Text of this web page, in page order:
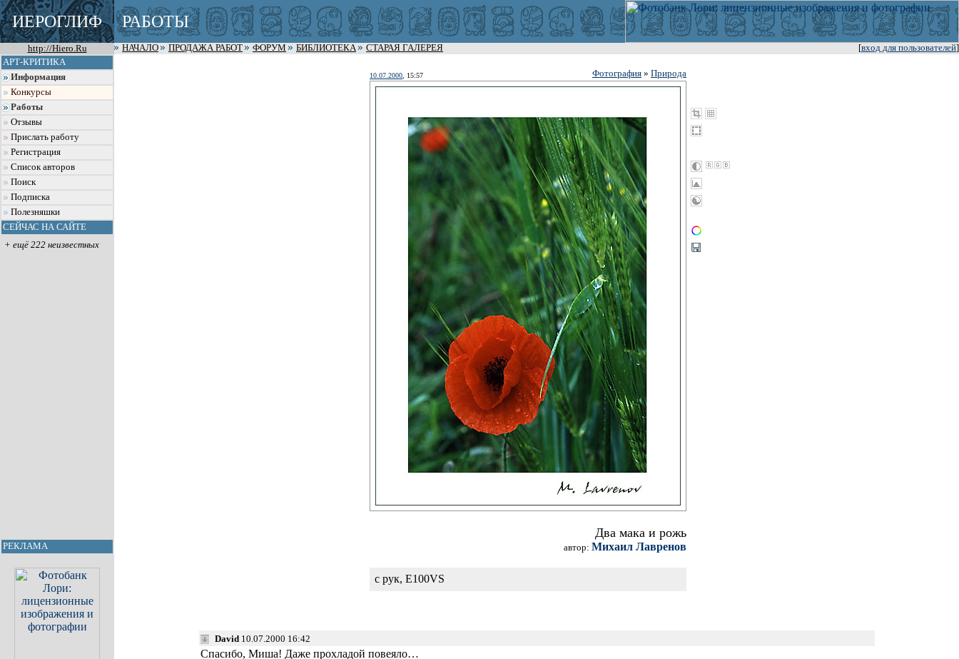
ИЕРОГЛИФ РАБОТЫ
http://Hiero.Ru [вход для пользователей]
НАЧАЛО ПРОДАЖА РАБОТ ФОРУМ БИБЛИОТЕКА
СТАРАЯ ГАЛЕРЕЯ
АРТ-КРИТИКА
Информация
Конкурсы
Работы
Отзывы
Прислать работу
Регистрация
Список авторов
Поиск
Подписка
Полезняшки
СЕЙЧАС НА САЙТЕ
+ ещё 222 неизвестных
РЕКЛАМА
10.07.2000 , 15:57 Фотография » Природа
Два мака и рожь
автор: Михаил Лавренов
с рук, E100VS
David10.07.2000 16:42
Спасибо, Миша! Даже прохладой повеяло…